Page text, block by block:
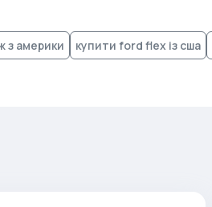
з америки купити ford flex із сша